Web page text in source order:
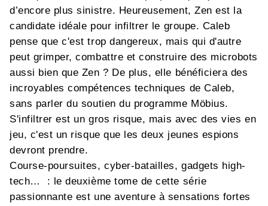
d’encore plus sinistre. Heureusement, Zen est la
candidate idéale pour infiltrer le groupe. Caleb
pense que c'est trop dangereux, mais qui d'autre
peut grimper, combattre et construire des microbots
aussi bien que Zen ? De plus, elle bénéficiera des
incroyables compétences techniques de Caleb,
sans parler du soutien du programme Möbius.
S'infiltrer est un gros risque, mais avec des vies en
jeu, c'est un risque que les deux jeunes espions
devront prendre.
Course-poursuites, cyber-batailles, gadgets high-
tech… : le deuxième tome de cette série
passionnante est une aventure à sensations fortes